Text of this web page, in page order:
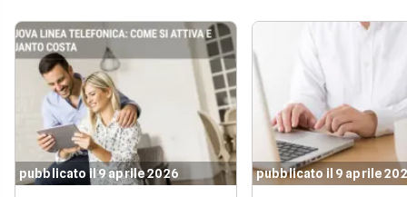
pubblicato il 9 aprile 2026 pubblicato il 9 aprile